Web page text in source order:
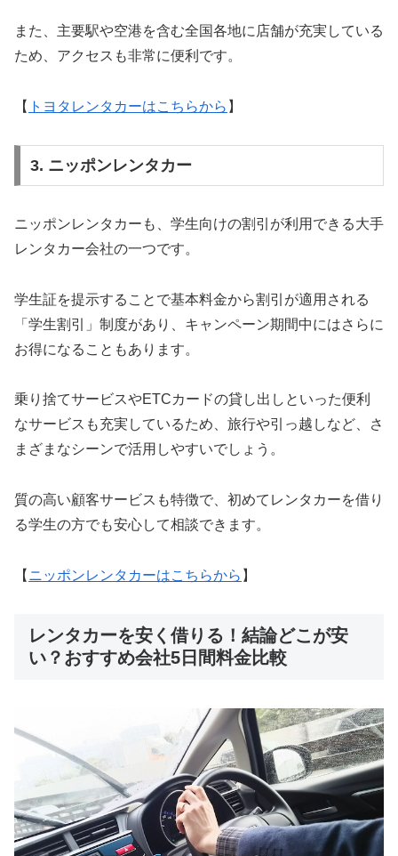
また、主要駅や空港を含む全国各地に店舗が充実している
ため、アクセスも非常に便利です。
【 トヨタレンタカーはこちらから 】
3. ニッポンレンタカー
ニッポンレンタカーも、学生向けの割引が利用できる大手
レンタカー会社の一つです。
学生証を提示することで基本料金から割引が適用される
「学生割引」制度があり、キャンペーン期間中にはさらに
お得になることもあります。
乗り捨てサービスやETCカードの貸し出しといった便利
なサービスも充実しているため、旅行や引っ越しなど、さ
まざまなシーンで活用しやすいでしょう。
質の高い顧客サービスも特徴で、初めてレンタカーを借り
る学生の方でも安心して相談できます。
【 ニッポンレンタカーはこちらから 】
レンタカーを安く借りる！結論どこが安
い？おすすめ会社5日間料金比較